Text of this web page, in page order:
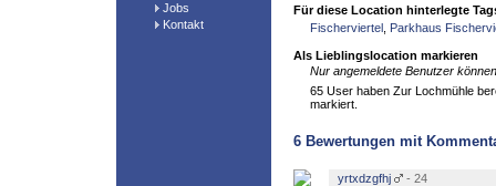
Jobs
Kontakt
Für diese Location hinterlegte
Fischerviertel Parkhaus
Als Lieblingslocation markieren
Nur angemeldete Benutzer
65 User haben Zur Lochmühle
markiert.
6 Bewertungen mit
yrtxdzgfhj - 24